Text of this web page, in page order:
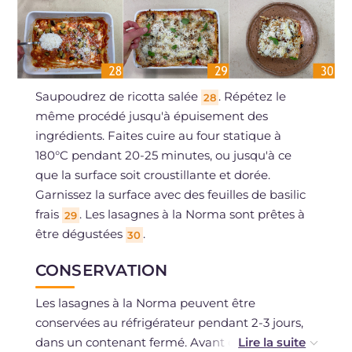
Saupoudrez de ricotta salée 28 . Répétez le
même procédé jusqu'à épuisement des
ingrédients. Faites cuire au four statique à
180°C pendant 20-25 minutes, ou jusqu'à ce
que la surface soit croustillante et dorée.
Garnissez la surface avec des feuilles de basilic
frais 29 . Les lasagnes à la Norma sont prêtes à
être dégustées 30 .
CONSERVATION
Les lasagnes à la Norma peuvent être
conservées au réfrigérateur pendant 2-3 jours,
dans un contenant fermé. Avant de les